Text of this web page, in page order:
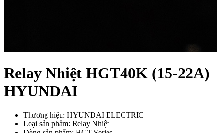
Relay Nhiệt HGT40K (15-22A)
HYUNDAI
Thương hiệu: HYUNDAI ELECTRIC
Loại sản phẩm: Relay Nhiệt